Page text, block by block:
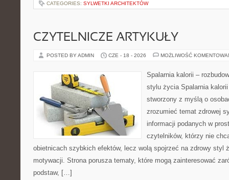
CATEGORIES: SYLWETKI ARCHITEKTÓW
CZYTELNICZE ARTYKUŁY
POSTED BY ADMIN CZE - 18 - 2026 MOŻLIWOŚĆ
Spalarnia kalorii –
stylu życia Spalarnia
stworzony z myślą o
zrozumieć temat zdrowej
informacji podanych w
czytelników, którzy nie
obietnicach szybkich efektów, lecz wolą spojrzeć na zdrowy styl
motywacji. Strona porusza tematy, które mogą zainteresować
podstaw, […]